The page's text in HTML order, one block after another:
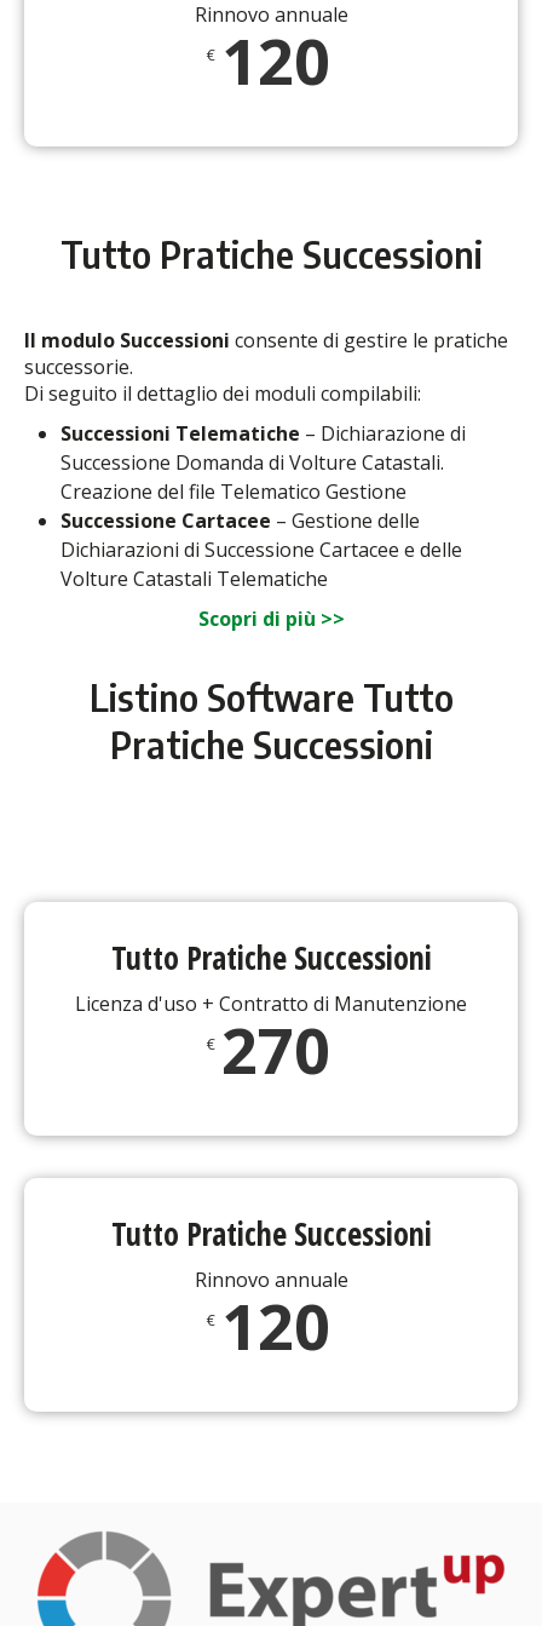
Rinnovo annuale
€ 120
Tutto Pratiche Successioni
Il modulo Successioni consente di gestire le pratiche
successorie.
Di seguito il dettaglio dei moduli compilabili:
Successioni Telematiche – Dichiarazione di
Successione Domanda di Volture Catastali.
Creazione del file Telematico Gestione
Successione Cartacee – Gestione delle
Dichiarazioni di Successione Cartacee e delle
Volture Catastali Telematiche
Scopri di più >>
Listino Software Tutto
Pratiche Successioni
Tutto Pratiche Successioni
Licenza d'uso + Contratto di Manutenzione
€ 270
Tutto Pratiche Successioni
Rinnovo annuale
€ 120